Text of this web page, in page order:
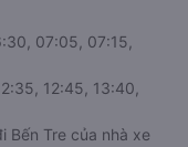
07:05, 07:15,
12:45, 13:40,
Bến Tre của nhà xe